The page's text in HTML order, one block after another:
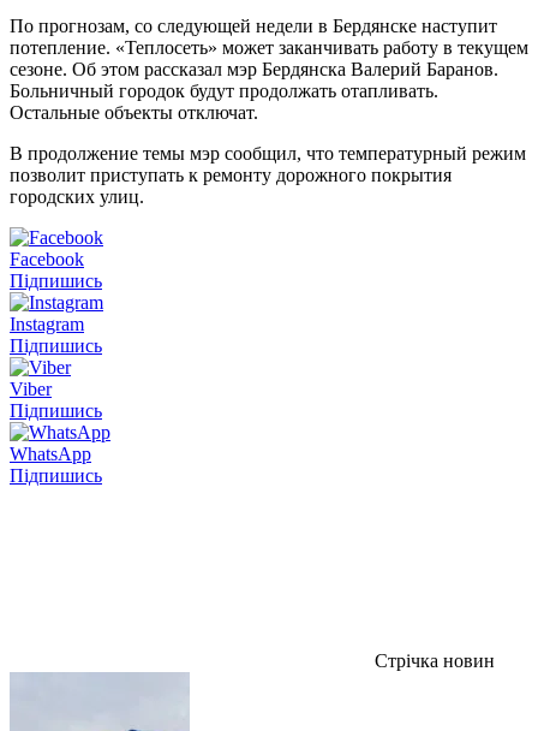
По прогнозам, со следующей недели в Бердянске наступит
потепление. «Теплосеть» может заканчивать работу в текущем
сезоне. Об этом рассказал мэр Бердянска Валерий Баранов.
Больничный городок будут продолжать отапливать.
Остальные объекты отключат.
В продолжение темы мэр сообщил, что температурный режим
позволит приступать к ремонту дорожного покрытия
городских улиц.
Facebook
Підпишись
Instagram
Підпишись
Viber
Підпишись
WhatsApp
Підпишись
Стрічка новин